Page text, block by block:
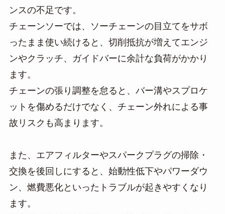
ンスの不足です。
チェーンソーでは、ソーチェーンの目立てをサボ
ったまま使い続けると、切削抵抗が増えてエンジ
ンやクラッチ、ガイドバーに余計な負荷がかかり
ます。
チェーンの張り調整を怠ると、バー溝やスプロケ
ットを傷めるだけでなく、チェーン外れによる事
故リスクも高まります。
また、エアフィルターやスパークプラグの掃除・
交換を後回しにすると、始動性低下やパワーダウ
ン、燃費悪化といったトラブルが起きやすくなり
ます。